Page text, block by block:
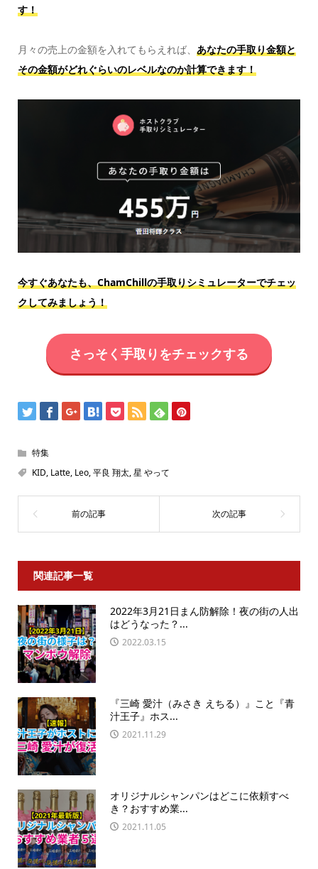
す！
月々の売上の金額を入れてもらえれば、 あなたの手取り金額と
その金額がどれぐらいのレベルなのか計算できます！
今すぐあなたも、ChamChillの手取りシミュレーターでチェッ
クしてみましょう！
さっそく手取りをチェックする
特集
KID, Latte, Leo,平良 翔太,星 やって
関連記事一覧
2022年3月21日まん防解除！夜の街の人出
はどうなった？...
2022.03.15
『三崎 愛汁（みさき えちる）』こと『青
汁王子』ホス...
2021.11.29
オリジナルシャンパンはどこに依頼すべ
き？おすすめ業...
2021.11.05